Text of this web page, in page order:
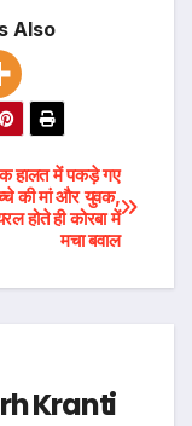
Also
हालत में पकड़े गए
की मां और युवक,
होते ही कोरबा में
मचा बवाल
Kranti